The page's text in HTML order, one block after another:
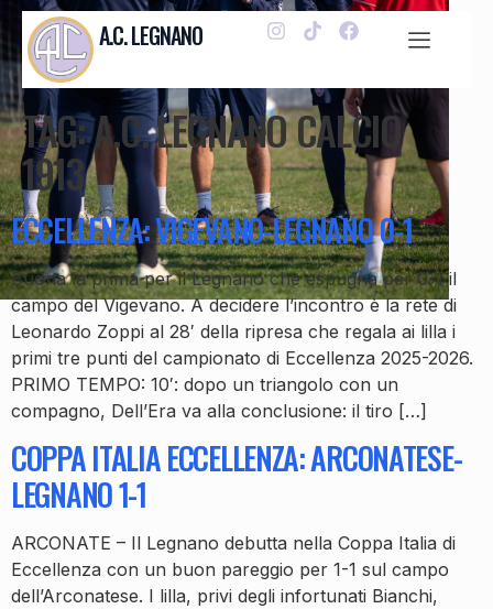
A.C. LEGNANO
TAG:A.C. LEGNANO CALCIO
1913
ECCELLENZA: VIGEVANO-LEGNANO 0-1
Buona la prima per il Legnano che espugna per 0-1 il
campo del Vigevano. A decidere l’incontro è la rete di
Leonardo Zoppi al 28′ della ripresa che regala ai lilla i
primi tre punti del campionato di Eccellenza 2025-2026.
PRIMO TEMPO: 10′: dopo un triangolo con un
compagno, Dell’Era va alla conclusione: il tiro […]
COPPA ITALIA ECCELLENZA: ARCONATESE-
LEGNANO 1-1
ARCONATE – Il Legnano debutta nella Coppa Italia di
Eccellenza con un buon pareggio per 1-1 sul campo
dell’Arconatese. I lilla, privi degli infortunati Bianchi,